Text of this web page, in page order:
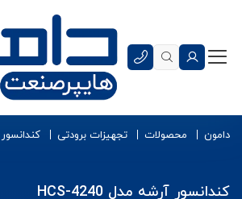
دامون محصولات تجهیزات برودتی کندانسور
کندانسور آرشه مدل HCS-4240